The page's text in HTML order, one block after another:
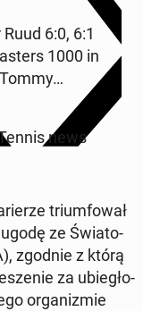
Ruud 6:0, 6:1
1000 in
news
trium­fo­wał
ugodę ze Świa­to­
zgodnie z którą
za ubie­gło­
or­ga­ni­zmie